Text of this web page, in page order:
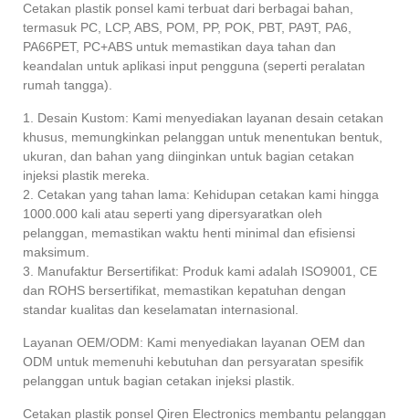
Cetakan plastik ponsel kami terbuat dari berbagai bahan,
termasuk PC, LCP, ABS, POM, PP, POK, PBT, PA9T, PA6,
PA66PET, PC+ABS untuk memastikan daya tahan dan
keandalan untuk aplikasi input pengguna (seperti peralatan
rumah tangga).
1. Desain Kustom: Kami menyediakan layanan desain cetakan
khusus, memungkinkan pelanggan untuk menentukan bentuk,
ukuran, dan bahan yang diinginkan untuk bagian cetakan
injeksi plastik mereka.
2. Cetakan yang tahan lama: Kehidupan cetakan kami hingga
1000.000 kali atau seperti yang dipersyaratkan oleh
pelanggan, memastikan waktu henti minimal dan efisiensi
maksimum.
3. Manufaktur Bersertifikat: Produk kami adalah ISO9001, CE
dan ROHS bersertifikat, memastikan kepatuhan dengan
standar kualitas dan keselamatan internasional.
Layanan OEM/ODM: Kami menyediakan layanan OEM dan
ODM untuk memenuhi kebutuhan dan persyaratan spesifik
pelanggan untuk bagian cetakan injeksi plastik.
Cetakan plastik ponsel Qiren Electronics membantu pelanggan